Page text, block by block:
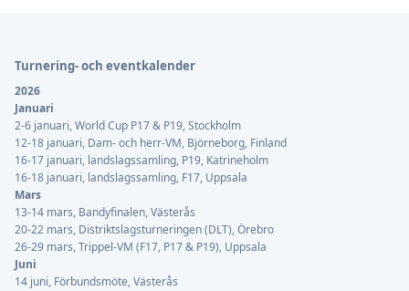
Turnering- och eventkalender
2026
Januari
2-6 januari, World Cup P17 & P19, Stockholm
12-18 januari, Dam- och herr-VM, Björneborg, Finland
16-17 januari, landslagssamling, P19, Katrineholm
16-18 januari, landslagssamling, F17, Uppsala
Mars
13-14 mars, Bandyfinalen, Västerås
20-22 mars, Distriktslagsturneringen (DLT), Örebro
26-29 mars, Trippel-VM (F17, P17 & P19), Uppsala
Juni
14 juni, Förbundsmöte, Västerås